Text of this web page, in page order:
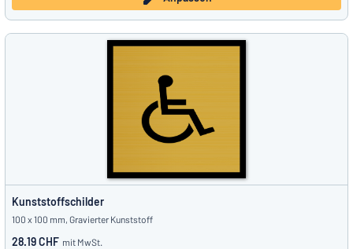
Kunststoffschilder
100 x 100 mm, Gravierter Kunststoff
28.19 CHF mit MwSt.